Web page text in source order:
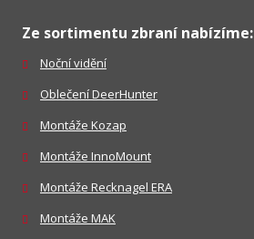
Ze sortimentu zbraní nabízíme:
Noční vidění
Oblečení DeerHunter
Montáže Kozap
Montáže InnoMount
Montáže Recknagel ERA
Montáže MAK